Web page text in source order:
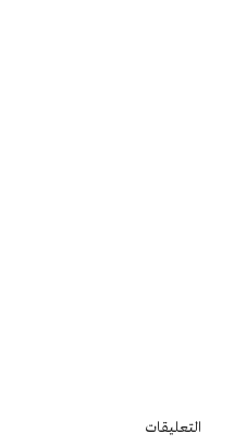
التعليقات